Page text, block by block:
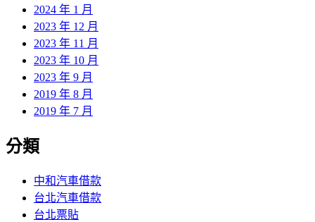
2024 年 1 月
2023 年 12 月
2023 年 11 月
2023 年 10 月
2023 年 9 月
2019 年 8 月
2019 年 7 月
分類
中和汽車借款
台北汽車借款
台北票貼